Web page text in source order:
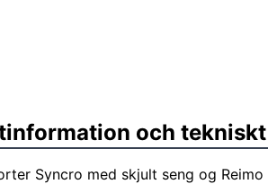
och
Syncro med skjult seng og